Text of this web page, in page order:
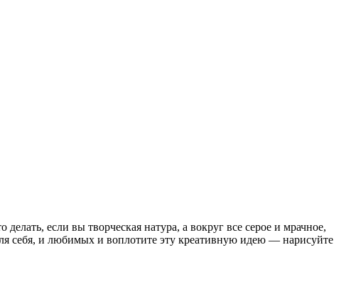
если вы творческая натура, а вокруг все серое и мрачное,
себя, и любимых и воплотите эту креативную идею — нарисуйте